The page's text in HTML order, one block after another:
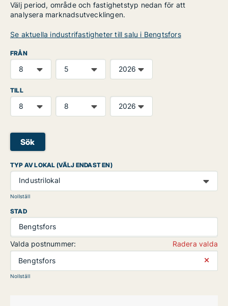
Välj period, område och fastighetstyp nedan för att
analysera marknadsutvecklingen.
Se aktuella industrifastigheter till salu i Bengtsfors
FRÅN
TILL
Sök
TYP AV LOKAL (VÄLJ ENDAST EN)
Industrilokal
Nollställ
STAD
Bengtsfors
Valda postnummer:
Radera valda
Bengtsfors
⨯
Nollställ